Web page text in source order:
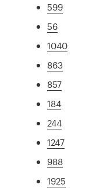
599
56
1040
863
857
184
244
1247
988
1925